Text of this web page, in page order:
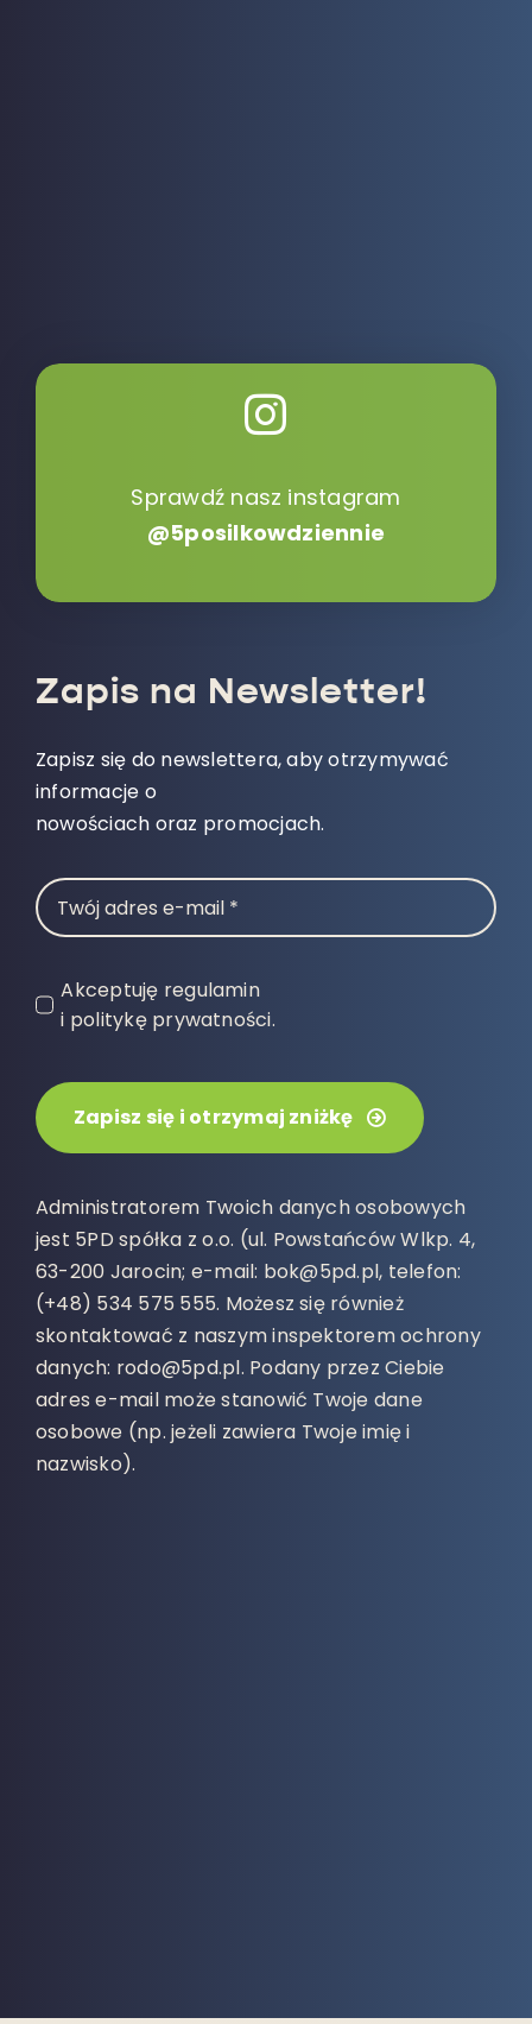
Sprawdź nasz instagram
@5posilkowdziennie
Zapis na Newsletter!
Zapisz się do newslettera, aby otrzymywać
informacje o
nowościach oraz promocjach.
Akceptuję regulamin
i politykę prywatności.
Zapisz się i otrzymaj zniżkę
Administratorem Twoich danych osobowych
jest 5PD spółka z o.o. (ul. Powstańców Wlkp. 4,
63-200 Jarocin; e-mail: bok@5pd.pl, telefon:
(+48) 534 575 555. Możesz się również
skontaktować z naszym inspektorem ochrony
danych: rodo@5pd.pl. Podany przez Ciebie
adres e-mail może stanowić Twoje dane
osobowe (np. jeżeli zawiera Twoje imię i
nazwisko).